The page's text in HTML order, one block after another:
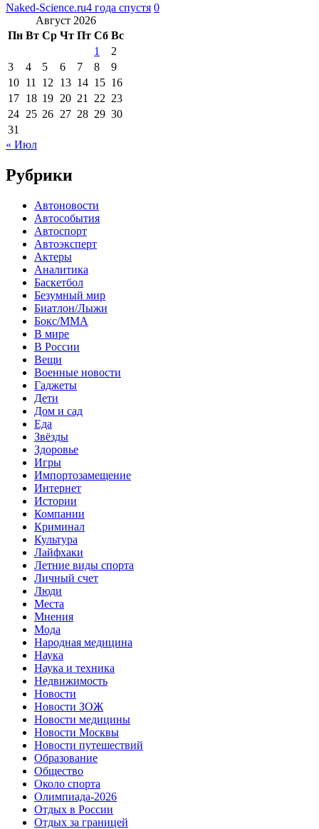
Naked-Science.ru4 года спустя 0
Август 2026
Пн Вт Ср Чт Пт Сб Вс
1
2
3
4 5 6 7 8
9
10 11 12 13 14 15 16
17 18 19 20 21 22 23
24 25 26 27 28 29 30
31
« Июл
Рубрики
Автоновости
Автособытия
Автоспорт
Автоэксперт
Актеры
Аналитика
Баскетбол
Безумный мир
Биатлон/Лыжи
Бокс/MMA
В мире
В России
Вещи
Военные новости
Гаджеты
Дети
Дом и сад
Еда
Звёзды
Здоровье
Игры
Импортозамещение
Интернет
Истории
Компании
Криминал
Культура
Лайфхаки
Летние виды спорта
Личный счет
Люди
Места
Мнения
Мода
Народная медицина
Наука
Наука и техника
Недвижимость
Новости
Новости ЗОЖ
Новости медицины
Новости Москвы
Новости путешествий
Образование
Общество
Около спорта
Олимпиада-2026
Отдых в России
Отдых за границей